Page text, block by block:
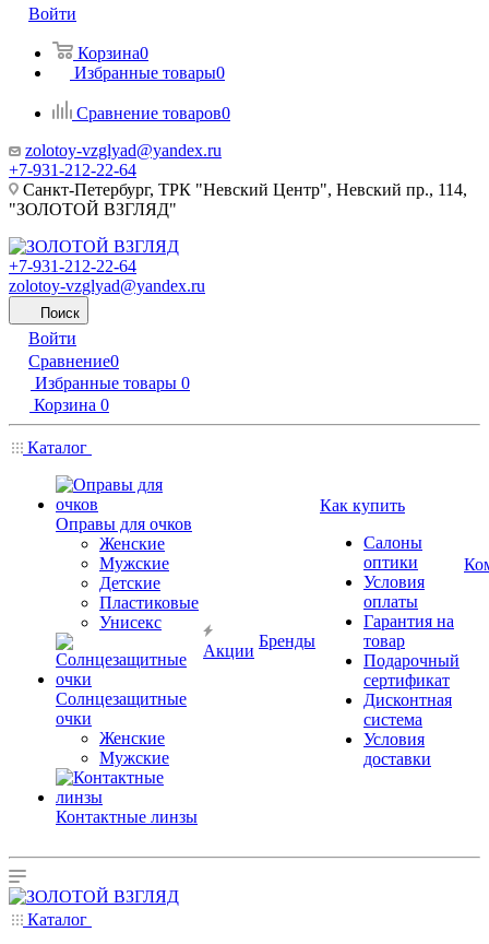
Войти
Корзина0
Избранные товары0
Сравнение товаров0
zolotoy-vzglyad@yandex.ru
+7-931-212-22-64
Санкт-Петербург, ТРК "Невский Центр", Невский пр., 114,
"ЗОЛОТОЙ ВЗГЛЯД"
+7-931-212-22-64
zolotoy-vzglyad@yandex.ru
Поиск
Войти
Сравнение0
Избранные товары 0
Корзина 0
Каталог
Оправы для очков
Женские
Мужские
Детские
Пластиковые
Унисекс
Солнцезащитные
очки
Женские
Мужские
Контактные линзы
Акции
Бренды
Как купить
Салоны
оптики
Условия
оплаты
Гарантия на
товар
Подарочный
сертификат
Дисконтная
система
Условия
доставки
Каталог